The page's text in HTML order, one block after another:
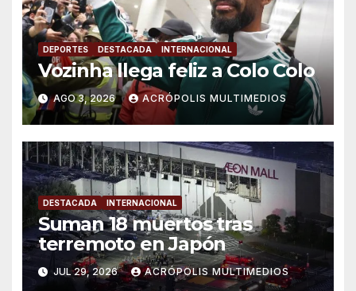
DEPORTES DESTACADA INTERNACIONAL
Vozinha llega feliz a Colo Colo
AGO 3, 2026 ACRÓPOLIS MULTIMEDIOS
DESTACADA INTERNACIONAL
Suman 18 muertos tras
terremoto en Japón
JUL 29, 2026 ACRÓPOLIS MULTIMEDIOS